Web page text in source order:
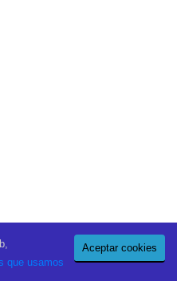
Mairena
. All rights reserved.
Powered by
Aceptar cookies
que usamos